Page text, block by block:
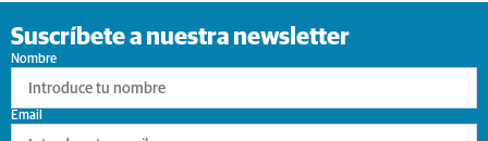
Suscríbete a nuestra newsletter
Nombre
Email